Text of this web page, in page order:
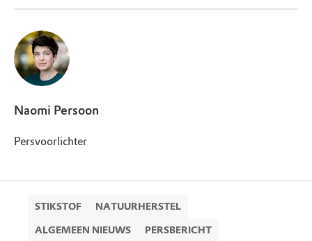
Naomi Persoon
Persvoorlichter
STIKSTOF
NATUURHERSTEL
ALGEMEEN NIEUWS
PERSBERICHT